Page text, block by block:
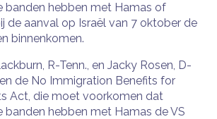
banden hebben met Hamas of
de aanval op Israël van 7 oktober de
binnenkomen.
R-Tenn., en Jacky Rosen, D-
de No Immigration Benefits for
Act, die moet voorkomen dat
banden hebben met Hamas de VS